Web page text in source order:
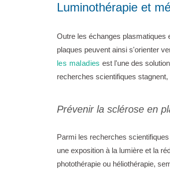
Luminothérapie et
Outre les échanges plasmatiques
plaques peuvent ainsi s'orienter
les maladies est l'une des
recherches scientifiques
Prévenir la sclérose en
Parmi les recherches
une exposition à la lumière et la
photothérapie ou héliothérapie,